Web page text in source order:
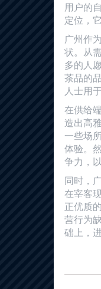
用户的
定位，
广州作
状。从
多的人
茶品的
人士用
在供给
造出高
一些场
体验。
争力，
同时，
在宰客
正优质
营行为
础上，